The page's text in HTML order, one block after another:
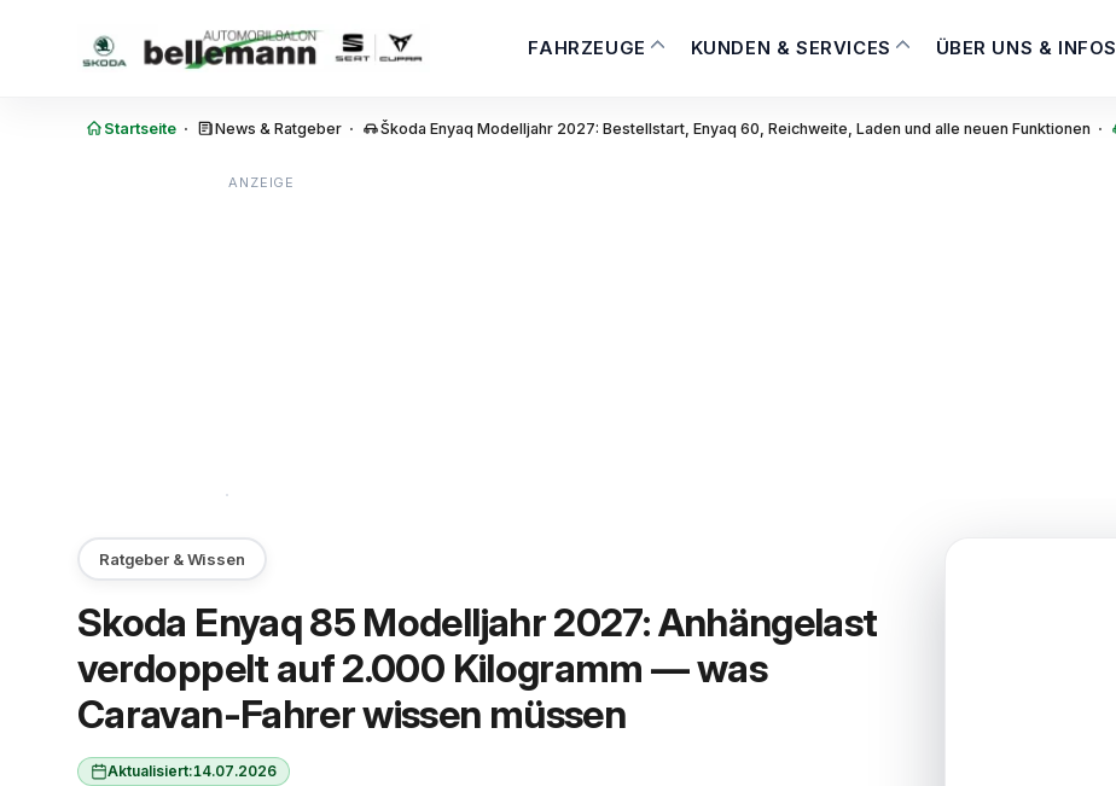
FAHRZEUGE KUNDEN & SERVICES ÜBER UNS & INFOS
Startseite · News & Ratgeber · Škoda Enyaq Modelljahr 2027: Bestellstart, Enyaq 60, Reichweite, Laden und alle neuen Funktionen ·
Ratgeber & Wissen
Skoda Enyaq 85 Modelljahr 2027: Anhängelast
verdoppelt auf 2.000 Kilogramm — was
Caravan-Fahrer wissen müssen
Aktualisiert:14.07.2026